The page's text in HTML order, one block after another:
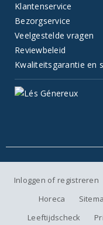
Klantenservice
Bezorgservice
Veelgestelde vragen
Reviewbeleid
Kwaliteitsgarantie en
Inloggen of registreren
Horeca
Leeftijdscheck